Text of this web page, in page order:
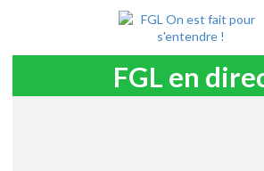
FGL en